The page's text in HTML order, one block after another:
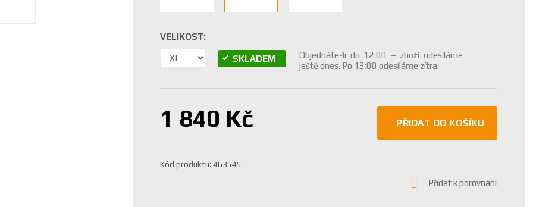
VELIKOST:
SKLADEM
Objednáte-li do 12:00 – zboží odesíláme
ještě dnes. Po 13:00 odesíláme zítra.
1 840 Kč PŘIDAT DO KOŠÍKU
Kód produktu: 463545
Přidat k porovnání